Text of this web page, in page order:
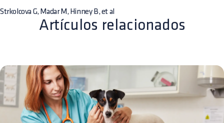
Strkolcova G, Madar M, Hinney B, et al
Artículos relacionados